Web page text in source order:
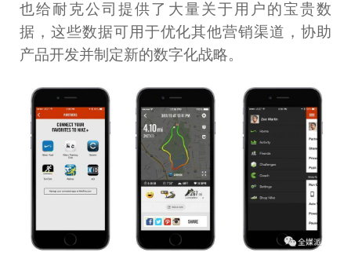
也给耐克公司提供了大量关于用户的宝贵数
据，这些数据可用于优化其他营销渠道，协助
产品开发并制定新的数字化战略。